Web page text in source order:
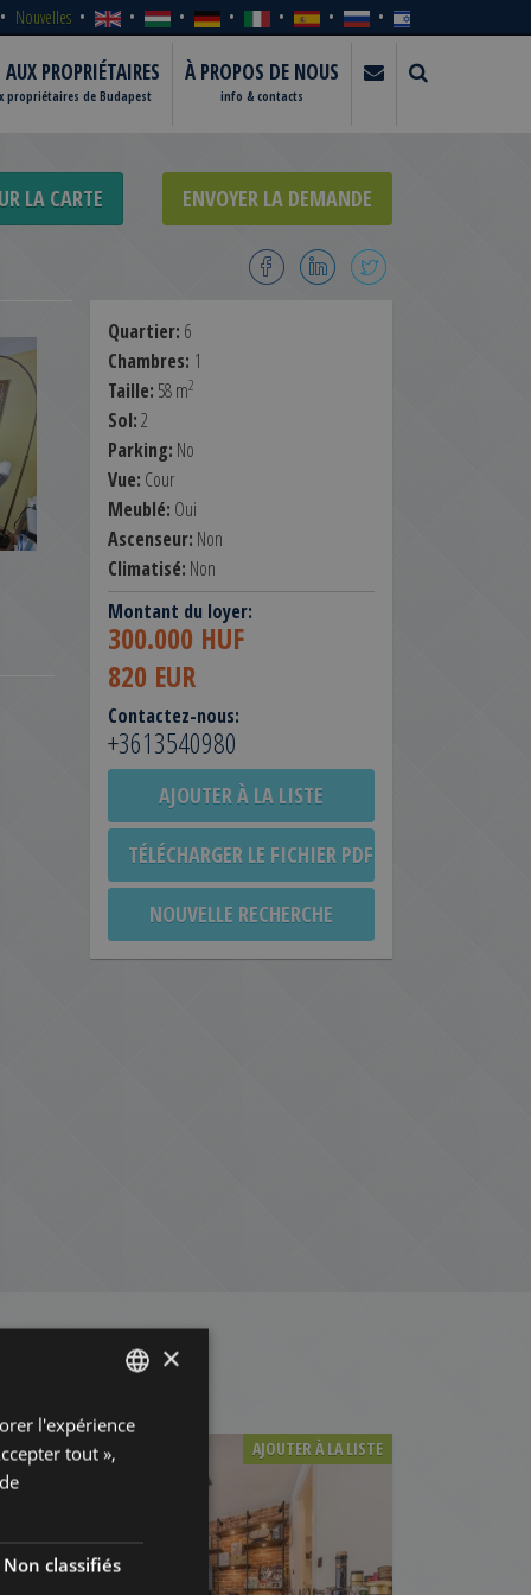
Nouvelles
AUX PROPRIÉTAIRES
propriétaires de Budapest
À PROPOS DE NOUS
info & contacts
LA CARTE ENVOYER LA DEMANDE
Quartier: 6
Chambres: 1
Taille: 58 m2
Sol:2
Parking: No
Vue: Cour
Meublé: Oui
Ascenseur: Non
Climatisé: Non
Montant du loyer:
300.000 HUF
820 EUR
Contactez-nous:
+3613540980
AJOUTER À LA LISTE
TÉLÉCHARGER LE FICHIER PDF
NOUVELLE RECHERCHE
AJOUTER À LA LISTE
ENGLISH
HUNGARIAN
FRENCH
×
l'expérience
tout »,
Non classifiés